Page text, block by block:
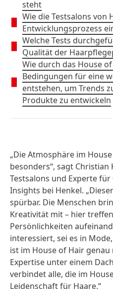
steht
Wie die Testsalons von
Entwicklungsprozess
Welche Tests
Qualität der
Wie durch das House
Bedingungen für eine
entstehen, um Trends
Produkte zu entwickeln
„Die Atmosphäre im
besonders“, sagt Christian
Testsalons und Experte für
Insights bei Henkel.
spürbar. Die Menschen
Kreativität mit – hier
Persönlichkeiten
interessiert, sei es in
ist im House of Hair
Expertise unter einem
verbindet alle, die im
Leidenschaft für Haare.“